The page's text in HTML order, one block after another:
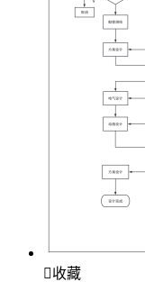
收藏